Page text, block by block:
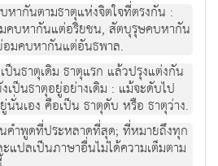
ากันตามธาตุแห่งจิตใจที่ตรงกัน :
คบหากันแต่อริยชน, สัตบุรุษคบหากัน
มคบหากันแต่อันธพาล.
ป็นธาตุเดิม ธาตุแรก แล้วปรุงแต่งกัน
เป็นธาตุอยู่อย่างเดิม : แม้จะดับไป
นั่นเอง คือเป็น ธาตุดับ หรือ ธาตุว่าง.
คำพูดที่ประหลาดที่สุด; ที่หมายถึงทุก
แปลเป็นภาษาอื่นไม่ได้ความเต็มตาม